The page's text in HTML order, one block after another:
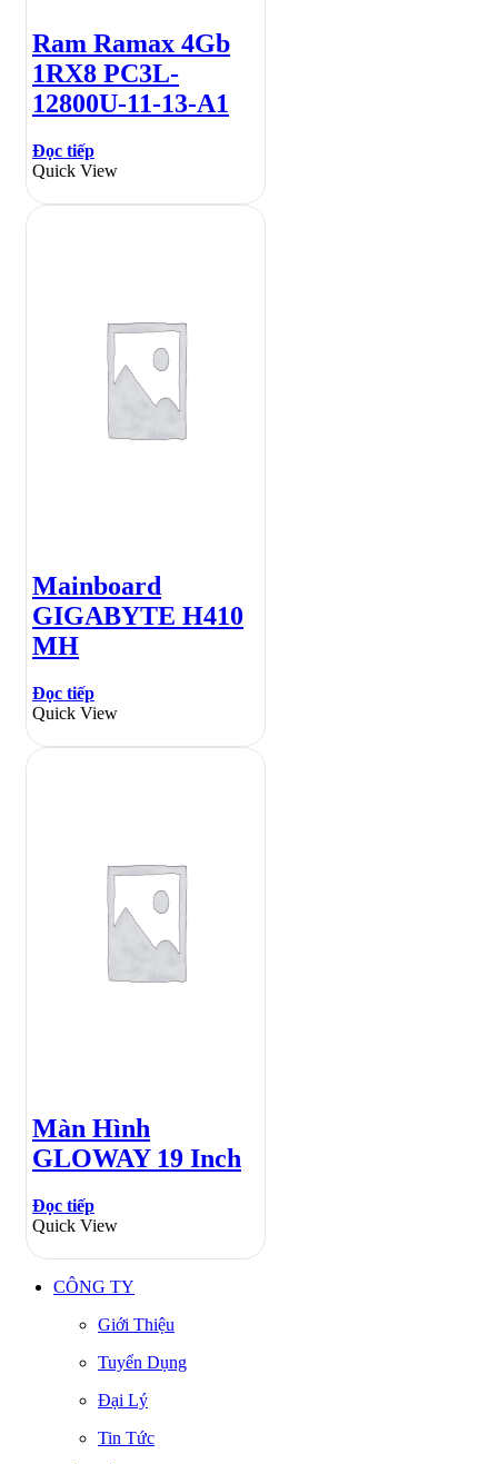
Ram Ramax 4Gb
1RX8 PC3L-
12800U-11-13-A1
Đọc tiếp
Quick View
Mainboard
GIGABYTE H410
MH
Đọc tiếp
Quick View
Màn Hình
GLOWAY 19 Inch
Đọc tiếp
Quick View
CÔNG TY
Giới Thiệu
Tuyển Dụng
Đại Lý
Tin Tức